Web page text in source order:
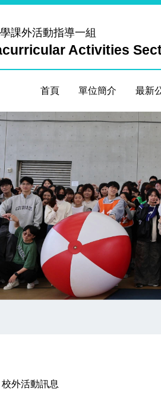
課外活動指導一組
Activities
首頁 單位簡介 最新
校外活動訊息